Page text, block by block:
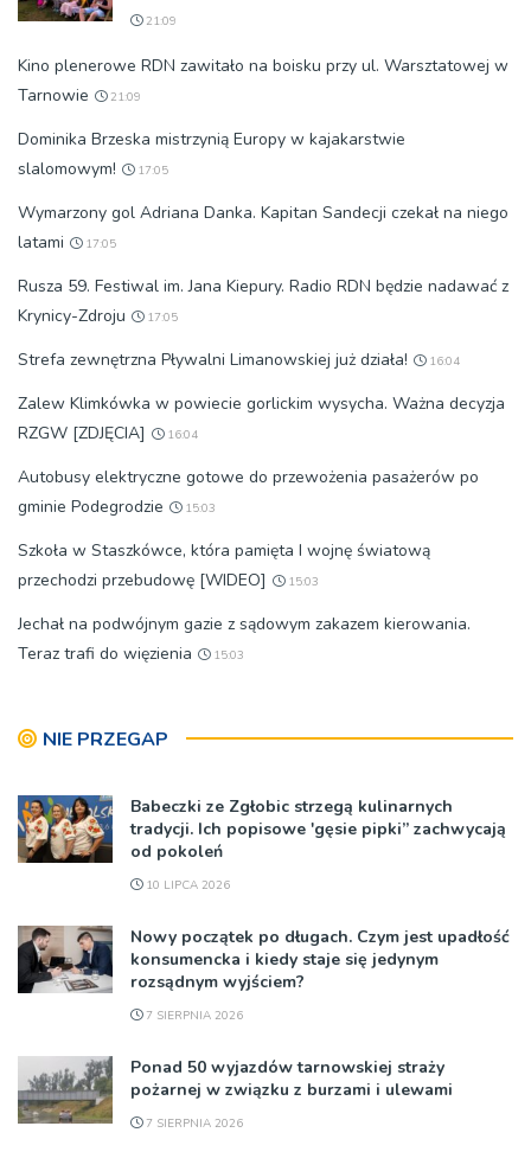
21:09
Kino plenerowe RDN zawitało na boisku przy ul. Warsztatowej w
Tarnowie
21:09
Dominika Brzeska mistrzynią Europy w kajakarstwie
slalomowym!
17:05
Wymarzony gol Adriana Danka. Kapitan Sandecji czekał na niego
latami
17:05
Rusza 59. Festiwal im. Jana Kiepury. Radio RDN będzie nadawać z
Krynicy-Zdroju
17:05
Strefa zewnętrzna Pływalni Limanowskiej już działa! 16:04
Zalew Klimkówka w powiecie gorlickim wysycha. Ważna decyzja
RZGW [ZDJĘCIA]
16:04
Autobusy elektryczne gotowe do przewożenia pasażerów po
gminie Podegrodzie
15:03
Szkoła w Staszkówce, która pamięta I wojnę światową
przechodzi przebudowę [WIDEO]
15:03
Jechał na podwójnym gazie z sądowym zakazem kierowania.
Teraz trafi do więzienia
15:03
NIE PRZEGAP
Babeczki ze Zgłobic strzegą kulinarnych
tradycji. Ich popisowe 'gęsie pipki” zachwycają
od pokoleń
10 LIPCA 2026
Nowy początek po długach. Czym jest upadłość
konsumencka i kiedy staje się jedynym
rozsądnym wyjściem?
7 SIERPNIA 2026
Ponad 50 wyjazdów tarnowskiej straży
pożarnej w związku z burzami i ulewami
7 SIERPNIA 2026